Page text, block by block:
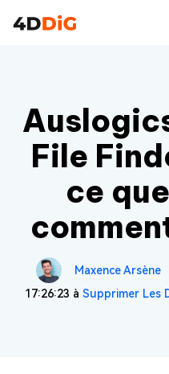
File
ce
Maxence Arsène
17:26:23 à Supprimer Les